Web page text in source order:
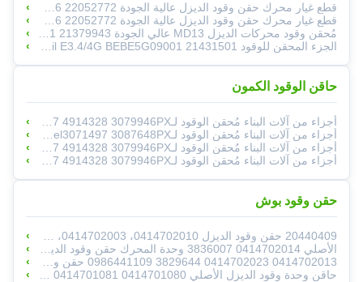
قطع غيار محرك حقن وقود الديزل عالية الجودة 22052772 22089886 22218106 قطع غيار شاحنات
قطع غيار محرك حقن وقود الديزل عالية الجودة 22052772 22089886 22218106 قطع غيار شاحنات
مُحقن وقود محركات الديزل MD13 عالي الجودة BEBE4D26001 21379943
الجزء المحقن للوقود Common Rail E3.4/4G BEBE5G09001 21431501 لشاحنات فولفو
حاقن الوقود الكمون
أجزاء من آلات البناء مُحقن الوقود لـM11 PTDiesel13071497 4914328 3079946PXلمحركات الديزل
أجزاء من آلات البناء مُحقن الوقود لـM11 PTDiesel3071497 3087648PXلـ محركات الديزل
أجزاء من آلات البناء مُحقن الوقود لـM11 PTDiesel13071497 4914328 3079946PXلمحركات الديزل
أجزاء من آلات البناء مُحقن الوقود لـM11 PTDiesel13071497 4914328 3079946PXلمحركات الديزل
حقن وقود بوش
20440409 حقن وقود الديزل 0414702010، 0414702003، 0414702005، 0414702021، 20440409، 20381597، 3155044
الأصلي 0414702014 3836007 وحدة المحرك حقن وقود الديزل لشركة فولفو
0414702013 0414702023 3829644 0986441109 حقن وقود السكك الحديدية الشائعة لمحركات ديزل فولفو Penta D12 D12D
حاقن وحدة وقود الديزل الأصلي 0414701080 0414701081 لـ SCANIA 124 DC12.01 EURO 3 11.7D 1440580